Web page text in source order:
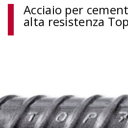
con offset di altezza
Acciaio per
alta resistenza